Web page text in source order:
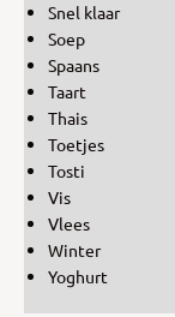
Snel klaar
Soep
Spaans
Taart
Thais
Toetjes
Tosti
Vis
Vlees
Winter
Yoghurt